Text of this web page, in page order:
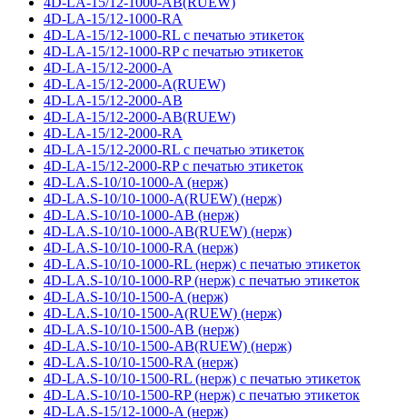
4D-LA-15/12-1000-RA
4D-LA-15/12-1000-RL с печатью этикеток
4D-LA-15/12-1000-RP с печатью этикеток
4D-LA-15/12-2000-A
4D-LA-15/12-2000-A(RUEW)
4D-LA-15/12-2000-AB
4D-LA-15/12-2000-AB(RUEW)
4D-LA-15/12-2000-RA
4D-LA-15/12-2000-RL с печатью этикеток
4D-LA-15/12-2000-RP с печатью этикеток
4D-LA.S-10/10-1000-A (нерж)
4D-LA.S-10/10-1000-A(RUEW) (нерж)
4D-LA.S-10/10-1000-AB (нерж)
4D-LA.S-10/10-1000-AB(RUEW) (нерж)
4D-LA.S-10/10-1000-RA (нерж)
4D-LA.S-10/10-1000-RL (нерж) с печатью этикеток
4D-LA.S-10/10-1000-RP (нерж) с печатью этикеток
4D-LA.S-10/10-1500-A (нерж)
4D-LA.S-10/10-1500-A(RUEW) (нерж)
4D-LA.S-10/10-1500-AB (нерж)
4D-LA.S-10/10-1500-AB(RUEW) (нерж)
4D-LA.S-10/10-1500-RA (нерж)
4D-LA.S-10/10-1500-RL (нерж) с печатью этикеток
4D-LA.S-10/10-1500-RP (нерж) с печатью этикеток
4D-LA.S-15/12-1000-A (нерж)